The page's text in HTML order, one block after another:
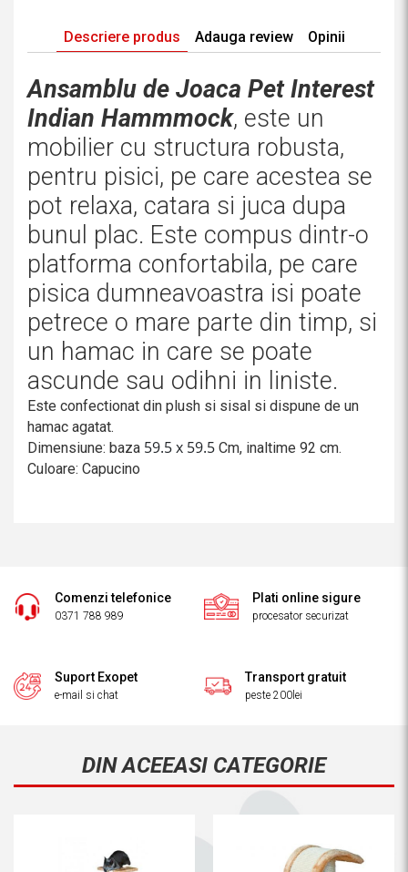
Descriere produs Adauga review Opinii
Ansamblu de Joaca Pet Interest
Indian Hammmock, este un
mobilier cu structura robusta,
pentru pisici, pe care acestea se
pot relaxa, catara si juca dupa
bunul plac. Este compus dintr-o
platforma confortabila, pe care
pisica dumneavoastra isi poate
petrece o mare parte din timp, si
un hamac in care se poate
ascunde sau odihni in liniste.
Este confectionat din plush si sisal si dispune de un
hamac agatat.
Dimensiune: baza 59.5 x 59.5 Cm, inaltime 92 cm.
Culoare: Capucino
Comenzi telefonice
0371 788 989
Plati online sigure
procesator securizat
Suport Exopet
e-mail si chat
Transport gratuit
peste 200lei
DIN ACEEASI CATEGORIE